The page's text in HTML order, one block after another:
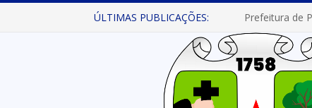
ÚLTIMAS PUBLICAÇÕES: